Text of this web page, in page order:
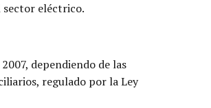
sector eléctrico.
dependiendo de las
regulado por la Ley